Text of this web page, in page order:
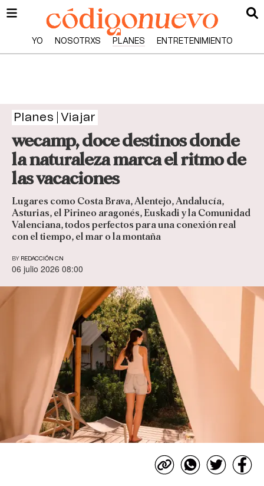
YO NOSOTRXS PLANES ENTRETENIMIENTO
Planes Viajar
wecamp, doce destinos donde
la naturaleza marca el ritmo de
las vacaciones
Lugares como Costa Brava, Alentejo, Andalucía,
Asturias, el Pirineo aragonés, Euskadi y la Comunidad
Valenciana, todos perfectos para una conexión real
con el tiempo, el mar o la montaña
BY REDACCIÓN CN
06 julio 2026 08:00